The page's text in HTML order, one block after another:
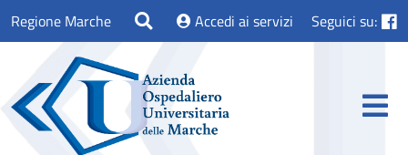
Regione Marche Accedi ai servizi Seguici su: